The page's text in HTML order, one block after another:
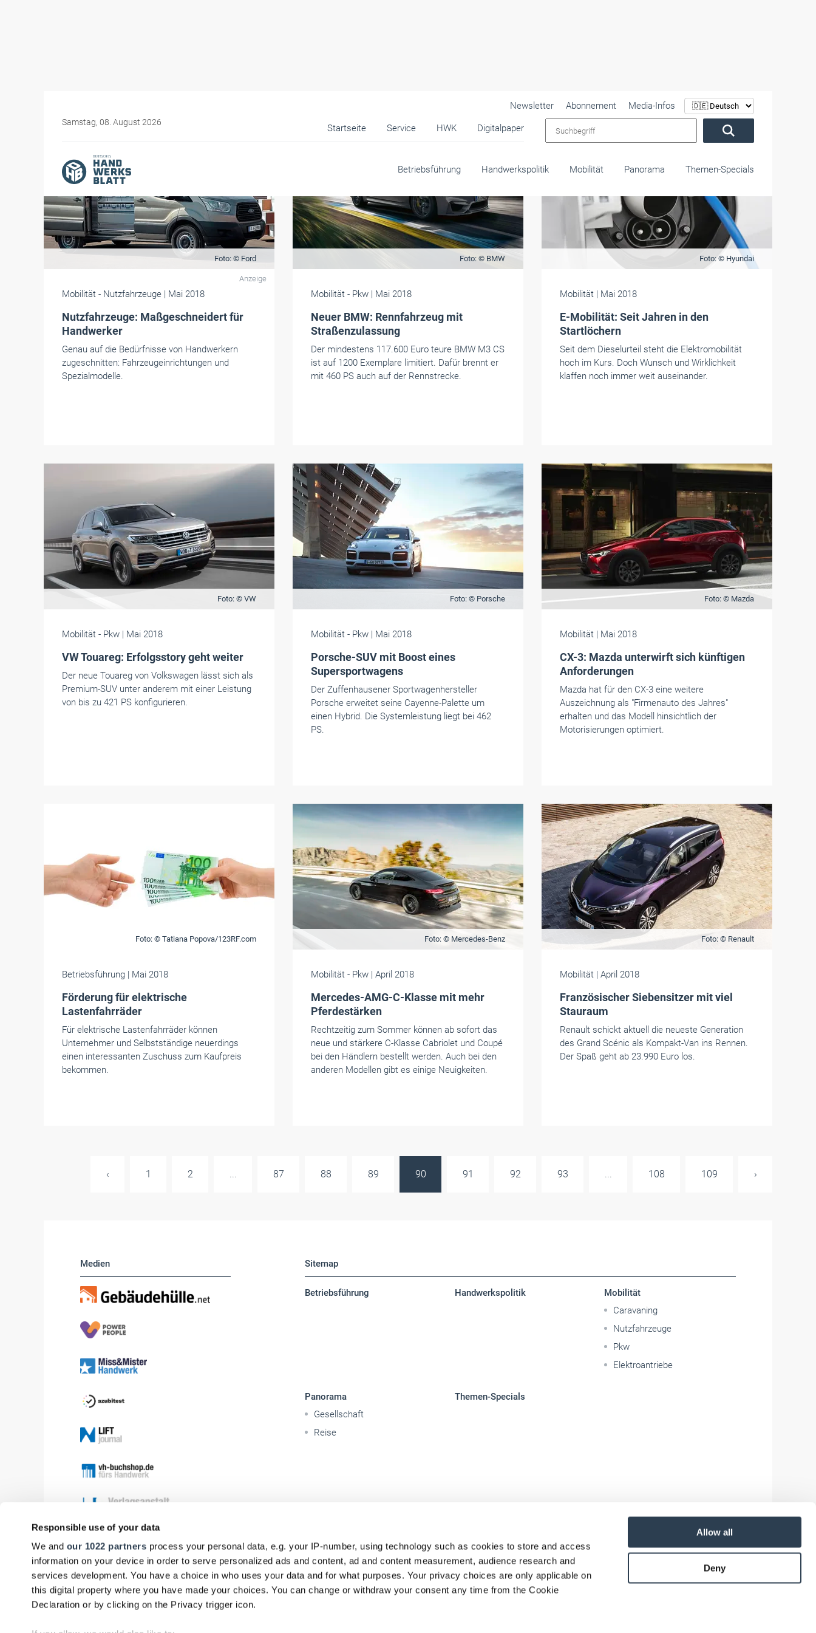
Responsible use of your data
We and our 1022 partners process your personal data, e.g. your IP-number, using technology such as cookies to store and access
information on your device in order to serve personalized ads and content, ad and content measurement, audience research and
services development. You have a choice in who uses your data and for what purposes. Your privacy choices are only applicable on
this digital property where you have made your choices. You can change or withdraw your consent any time from the Cookie
Declaration or by clicking on the Privacy trigger icon.
Allow all
Deny
Samstag, 08. August 2026
Startseite Service HWK Digitalpaper
Newsletter Abonnement
Media-Infos
Betriebsführung Handwerkspolitik Mobilität Panorama Themen-Specials
Foto: © Ford
Anzeige
Mobilität - Nutzfahrzeuge | Mai 2018
Nutzfahrzeuge: Maßgeschneidert für
Handwerker
Genau auf die Bedürfnisse von Handwerkern
zugeschnitten: Fahrzeugeinrichtungen und
Spezialmodelle.
Foto: © BMW
Mobilität- Pkw | Mai 2018
Neuer BMW: Rennfahrzeug mit
Straßenzulassung
Der mindestens 117.600 Euro teure BMW M3 CS
ist auf 1200 Exemplare limitiert. Dafür brennt er
mit 460 PS auch auf der Rennstrecke.
Foto: © Hyundai
Mobilität | Mai 2018
E-Mobilität: Seit Jahren in den
Startlöchern
Seit dem Dieselurteil steht die Elektromobilität
hoch im Kurs. Doch Wunsch und Wirklichkeit
klaffen noch immer weit auseinander.
Foto: © VW
Mobilität - Pkw | Mai 2018
VW Touareg: Erfolgsstory geht weiter
Der neue Touareg von Volkswagen lässt sich als
Premium-SUV unter anderem mit einer Leistung
von bis zu 421 PS konfigurieren.
Foto: © Porsche
Mobilität- Pkw | Mai 2018
Porsche-SUV mit Boost eines
Supersportwagens
Der Zuffenhausener Sportwagenhersteller
Porsche erweitet seine Cayenne-Palette um
einen Hybrid. Die Systemleistung liegt bei 462
PS.
Foto: © Mazda
Mobilität | Mai 2018
CX-3: Mazda unterwirft sich künftigen
Anforderungen
Mazda hat für den CX-3 eine weitere
Auszeichnung als "Firmenauto des Jahres"
erhalten und das Modell hinsichtlich der
Motorisierungen optimiert.
Foto: © Tatiana Popova/123RF.com
Betriebsführung | Mai 2018
Förderung für elektrische
Lastenfahrräder
Für elektrische Lastenfahrräder können
Unternehmer und Selbstständige neuerdings
einen interessanten Zuschuss zum Kaufpreis
bekommen.
Foto: © Mercedes-Benz
Mobilität- Pkw | April 2018
Mercedes-AMG-C-Klasse mit mehr
Pferdestärken
Rechtzeitig zum Sommer können ab sofort das
neue und stärkere C-Klasse Cabriolet und Coupé
bei den Händlern bestellt werden. Auch bei den
anderen Modellen gibt es einige Neuigkeiten.
Foto: © Renault
Mobilität | April 2018
Französischer Siebensitzer mit viel
Stauraum
Renault schickt aktuell die neueste Generation
des Grand Scénic als Kompakt-Van ins Rennen.
Der Spaß geht ab 23.990 Euro los.
‹ 1 2 ... 87 88 89 90 91 92 93 ... 108 109 ›
Medien Sitemap
Betriebsführung Handwerkspolitik
Mobilität
Caravaning
Nutzfahrzeuge
Pkw
Elektroantriebe
Panorama
Gesellschaft
Reise
Themen-Specials